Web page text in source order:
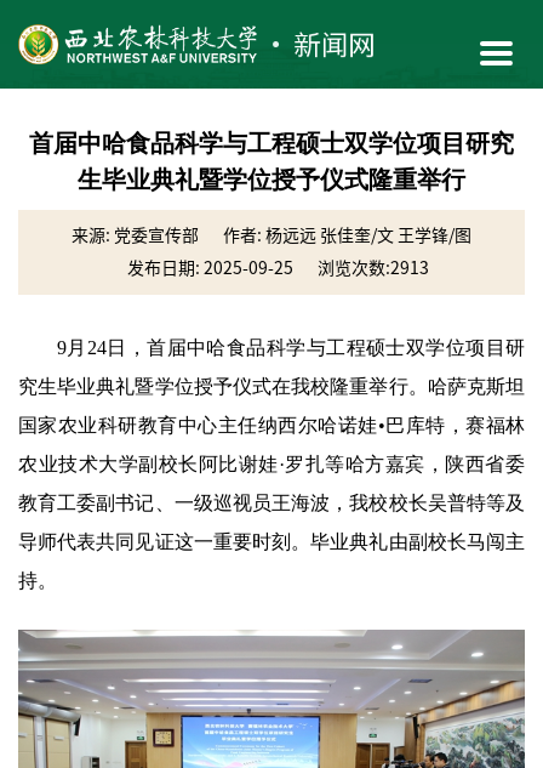
首届中哈食品科学与工程硕士双学位项目研究
生毕业典礼暨学位授予仪式隆重举行
来源: 党委宣传部
作者: 杨远远 张佳奎/文 王学锋/图
发布日期: 2025-09-25
浏览次数:2913
9月24日，首届中哈食品科学与工程硕士双学位项目研
究生毕业典礼暨学位授予仪式在我校隆重举行。哈萨克斯坦
国家农业科研教育中心主任纳西尔哈诺娃•巴库特，赛福林
农业技术大学副校长阿比谢娃·罗扎等哈方嘉宾，陕西省委
教育工委副书记、一级巡视员王海波，我校校长吴普特等及
导师代表共同见证这一重要时刻。毕业典礼由副校长马闯主
持。